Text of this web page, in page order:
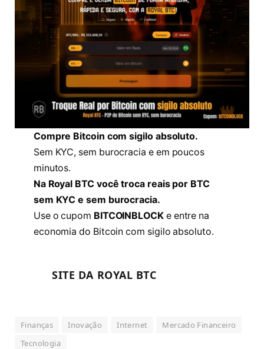
Compre Bitcoin com sigilo absoluto.
Sem KYC, sem burocracia e em poucos
minutos.
Na Royal BTC você troca reais por BTC
sem KYC e sem burocracia.
Use o cupom BITCOINBLOCKe entre na
economia do Bitcoin com sigilo absoluto.
SITE DA ROYAL BTC
Finanças Inovação Internet
Mercado Financeiro
Tecnologia